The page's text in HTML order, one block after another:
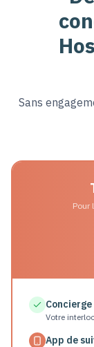
Sans
Pour
Votre
App de